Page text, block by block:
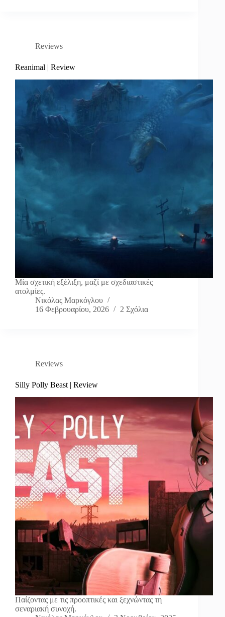
Reviews
Reanimal | Review
Μία σχετική εξέλιξη, μαζί με σχεδιαστικές
ατολμίες.
Νικόλας Μαρκόγλου
16 Φεβρουαρίου, 2026
2 Σχόλια
Reviews
Silly Polly Beast | Review
Παίζοντας με τις προοπτικές και ξεχνώντας τη
σεναριακή συνοχή.